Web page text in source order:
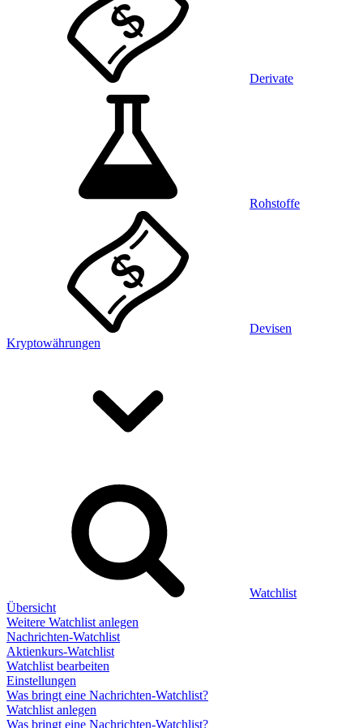
Derivate
Rohstoffe
Devisen
Kryptowährungen
Watchlist
Übersicht
Weitere Watchlist anlegen
Nachrichten-Watchlist
Aktienkurs-Watchlist
Watchlist bearbeiten
Einstellungen
Was bringt eine Nachrichten-Watchlist?
Watchlist anlegen
Was bringt eine Nachrichten-Watchlist?